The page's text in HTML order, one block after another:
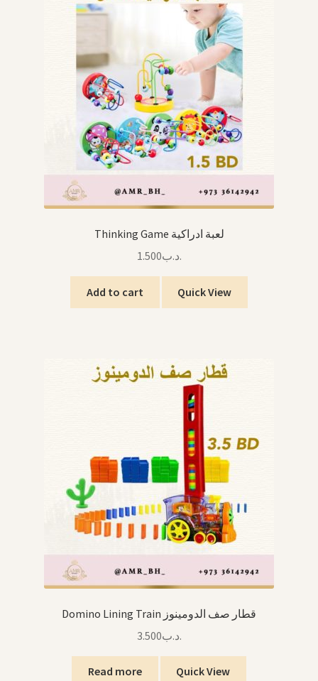
Thinking Game لعبة ادراكية
.د.ب1.500
Add to cart Quick View
Domino Lining Train قطار صف الدومينوز
.د.ب3.500
Read more Quick View